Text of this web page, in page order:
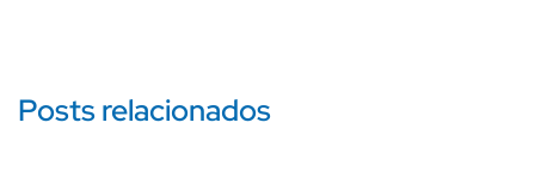
Posts relacionados